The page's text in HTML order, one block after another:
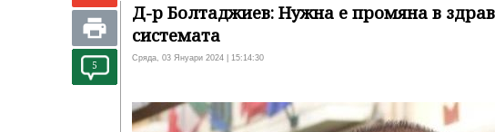
5
Д-р Болтаджиев: Нужна е промяна в
системата
Сряда, 03 Януари 2024 | 15:14:30